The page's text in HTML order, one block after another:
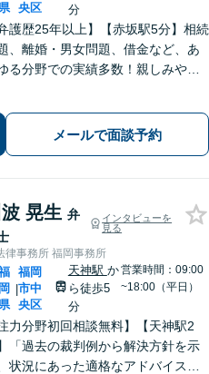
央区
分
弁護歴25年以上】【赤坂駅5分】相続
、離婚・男女問題、借金など、あ
る分野での実績多数！親しみやす
い料金設定なので、お一人で抱え込
ず、お気軽にご相談を。【完全個室
メールで面談予約
波 晃生 弁
インタビューを
見る
律事務所 福岡事務所
岡 |
福岡
市中
央区
天神駅 か
ら徒歩5
分
営業時間：09:00
~18:00（平日）
注力分野初回相談無料】【天神駅2
「過去の裁判例から解決方針を示
状況にあった適格なアドバイス